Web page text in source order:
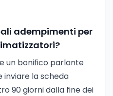
adempimenti per
un bonifico parlante
la scheda
90 giorni dalla fine dei